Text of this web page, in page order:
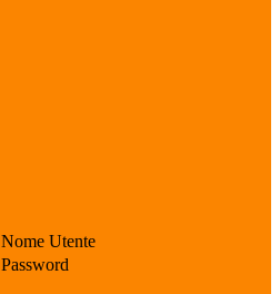
Nome Utente
Password